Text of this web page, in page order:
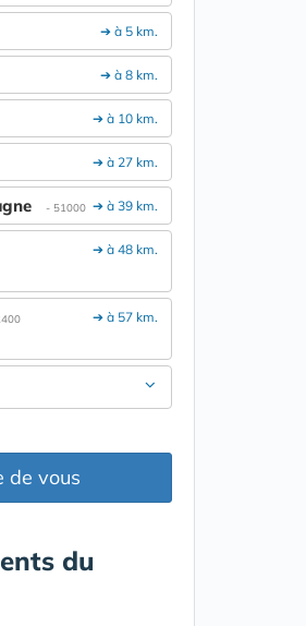
➔ à 5 km.
➔ à 8 km.
➔ à 10 km.
➔ à 27 km.
➔ à 39 km.
- 51000
➔ à 48 km.
➔ à 57 km.
de vous
du